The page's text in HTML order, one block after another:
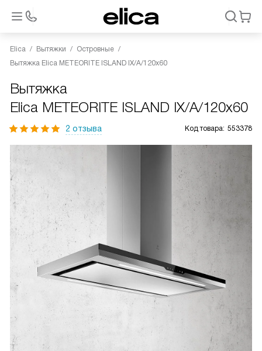
Elica Вытяжки
Островные
Вытяжка Elica METEORITE ISLAND IX/A/120x60
Вытяжка
Elica METEORITE ISLAND IX/A/120x60
2 отзыва Код товара: 553378